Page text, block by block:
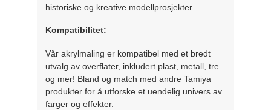
historiske og kreative modellprosjekter.
Kompatibilitet:
Vår akrylmaling er kompatibel med et bredt
utvalg av overflater, inkludert plast, metall, tre
og mer! Bland og match med andre Tamiya
produkter for å utforske et uendelig univers av
farger og effekter.